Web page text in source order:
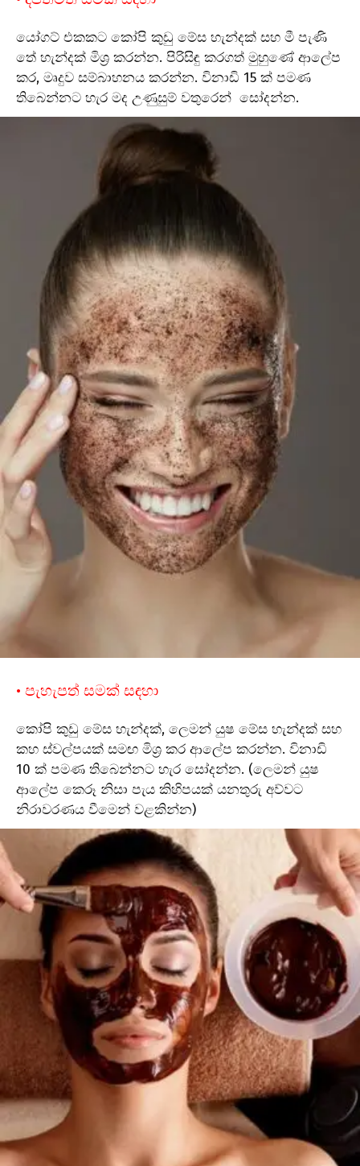
යෝගට් එකකට කෝපි කුඩු මේස හැන්දක් සහ මී පැණි
තේ හැන්දක් මිශ්‍ර කරන්න. පිරිසිඳු කරගත් මුහුණේ ආලේප
කර, මෘදුව සම්බාහනය කරන්න. විනාඩි 15 ක් පමණ
තිබෙන්නට හැර මද උණුසුම් වතුරෙන් සෝදන්න.
• පැහැපත් සමක් සඳහා
කෝපි කුඩු මේස හැන්දක්, ලෙමන් යුෂ මේස හැන්දක් සහ
කහ ස්වල්පයක් සමඟ මිශ්‍ර කර ආලේප කරන්න. විනාඩි
10 ක් පමණ තිබෙන්නට හැර සෝදන්න. (ලෙමන් යුෂ
ආලේප කෙරූ නිසා පැය කිහිපයක් යනතුරු අව්වට
නිරාවරණය වීමෙන් වළකින්න)